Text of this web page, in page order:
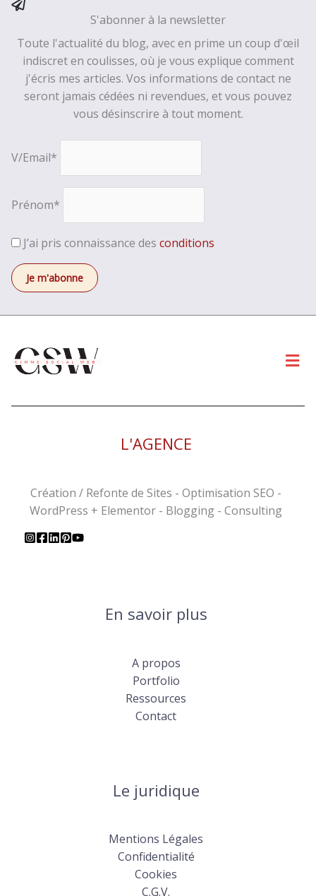
S'abonner à la newsletter
Toute l'actualité du blog, avec en prime un coup d'œil
indiscret en coulisses, où je vous explique comment
j'écris mes articles. Vos informations de contact ne
seront jamais cédées ni revendues, et vous pouvez
vous désinscrire à tout moment.
V/Email*
Prénom*
J’ai pris connaissance des conditions
L'AGENCE
Création / Refonte de Sites - Optimisation SEO -
WordPress + Elementor - Blogging - Consulting
En savoir plus
A propos
Portfolio
Ressources
Contact
Le juridique
Mentions Légales
Confidentialité
Cookies
C.G.V.